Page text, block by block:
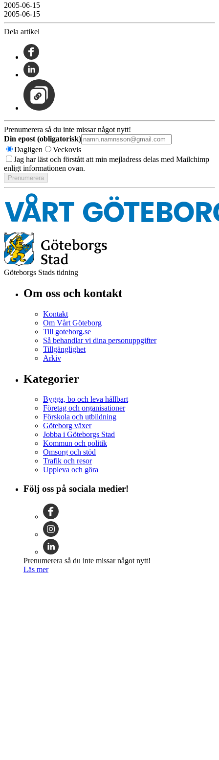
2005-06-15
2005-06-15
Dela artikel
Prenumerera så du inte missar något nytt!
Din epost (obligatorisk)
Dagligen
Veckovis
Jag har läst och förstått att min mejladress delas med Mailchimp
enligt informationen ovan.
Göteborgs Stads tidning
Om oss och kontakt
Kontakt
Om Vårt Göteborg
Till goteborg.se
Så behandlar vi dina personuppgifter
Tillgänglighet
Arkiv
Kategorier
Bygga, bo och leva hållbart
Företag och organisationer
Förskola och utbildning
Göteborg växer
Jobba i Göteborgs Stad
Kommun och politik
Omsorg och stöd
Trafik och resor
Uppleva och göra
Följ oss på sociala medier!
Prenumerera så du inte missar något nytt!
Läs mer